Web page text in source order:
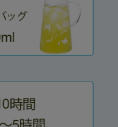
スティーを作る際に
く濁ること。品質や
しい
るのが手作りの魅